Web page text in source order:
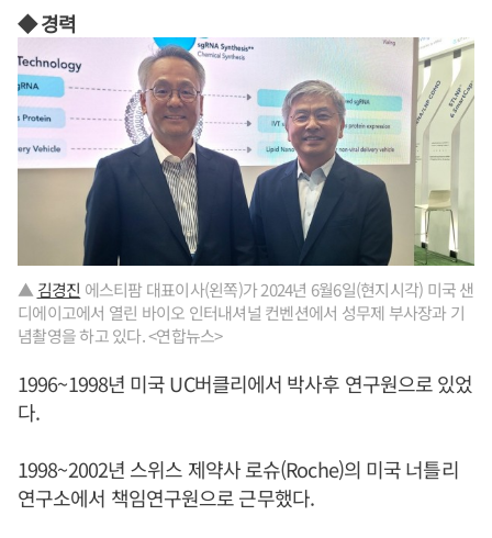
◆ 경력
▲ 김경진 에스티팜 대표이사(왼쪽)가 2024년 6월6일(현지시각) 미국 샌
디에이고에서 열린 바이오 인터내셔널 컨벤션에서 성무제 부사장과 기
념촬영을 하고 있다. <연합뉴스>
1996~1998년 미국 UC버클리에서 박사후 연구원으로 있었
다.
1998~2002년 스위스 제약사 로슈(Roche)의 미국 너틀리
연구소에서 책임연구원으로 근무했다.